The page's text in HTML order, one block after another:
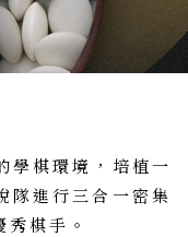
學棋環境，培植一
隊進行三合一密集
棋手。